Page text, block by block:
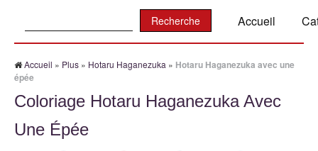
Accueil
Accueil » Plus » Hotaru Haganezuka » Hotaru Haganezuka avec une
épée
Coloriage Hotaru Haganezuka Avec
Une Épée